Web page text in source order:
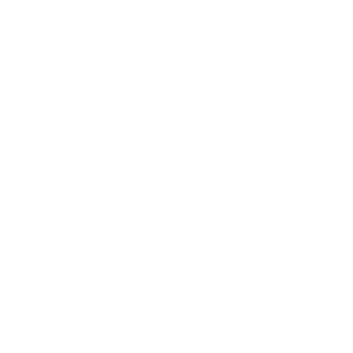
Financieras Interbancarias Mundiales"), una red
por letras y números. El BIC es necesario para
casos, optan tener un código SWIFT específico para
XXX, se refiere a la sede bancaria central. Si no, se
la cuenta de su destinatario y anular el pago.
y pedir que se anule la transferencia.